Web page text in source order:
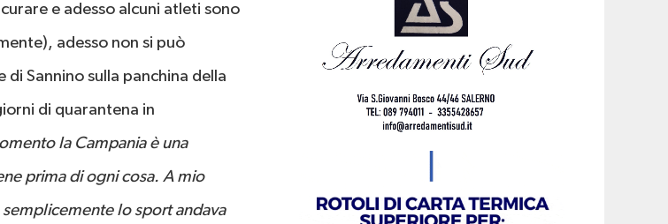
e adesso alcuni atleti sono
adesso non si può
di Sannino sulla panchina della
di quarantena in
la Campania è una
prima di ogni cosa. A mio
lo sport andava